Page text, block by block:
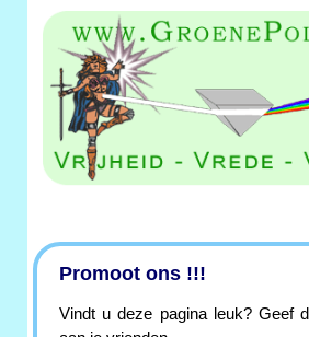
Promoot ons !!!
Vindt u deze pagina leuk? Geef